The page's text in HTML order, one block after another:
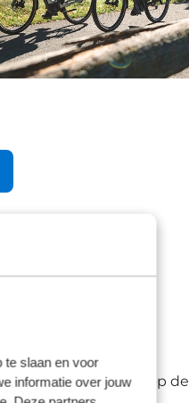
te slaan en voor
informatie over jouw
knooppunt naar
zich volledig richt op de